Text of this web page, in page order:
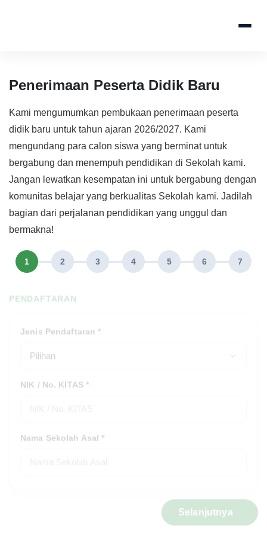
Penerimaan Peserta Didik Baru
Kami mengumumkan pembukaan penerimaan peserta
didik baru untuk tahun ajaran 2026/2027. Kami
mengundang para calon siswa yang berminat untuk
bergabung dan menempuh pendidikan di Sekolah kami.
Jangan lewatkan kesempatan ini untuk bergabung dengan
komunitas belajar yang berkualitas Sekolah kami. Jadilah
bagian dari perjalanan pendidikan yang unggul dan
bermakna!
1 2 3 4 5 6 7
PENDAFTARAN
Jenis Pendaftaran*
NIK / No. KITAS*
Nama Sekolah Asal*
Selanjutnya